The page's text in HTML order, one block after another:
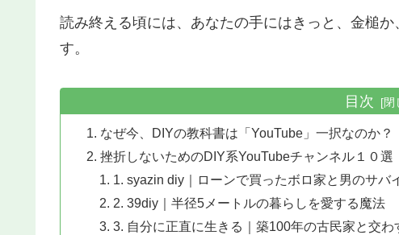
読み終える頃には、あなたの手にはきっと、金槌
す。
目次
なぜ今、DIYの教科書は「YouTube」一択なのか？
挫折しないためのDIY系YouTubeチャンネル１０選
1. syazin diy｜ローンで買ったボロ家と男のサバ
2. 39diy｜半径5メートルの暮らしを愛する魔法
3. 自分に正直に生きる｜築100年の古民家と交わ